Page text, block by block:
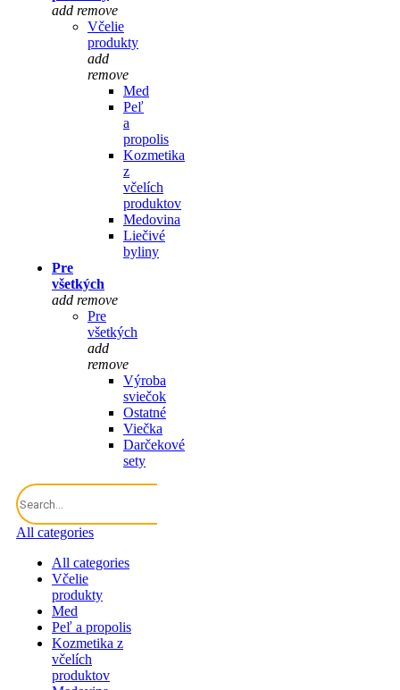
add remove
Včelie
produkty
add
remove
Med
Peľ
a
propolis
Kozmetika
z
včelích
produktov
Medovina
Liečivé
byliny
Pre
všetkých
add remove
Pre
všetkých
add
remove
Výroba
sviečok
Ostatné
Viečka
Darčekové
sety
All categories
All categories
Včelie
produkty
Med
Peľ a propolis
Kozmetika z
včelích
produktov